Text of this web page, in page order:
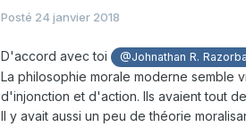
Posté 24 janvier 2018
D'accord avec toi @Johnathan R.
La philosophie morale moderne semble
d'injonction et d'action. Ils avaient tout
Il y avait aussi un peu de théorie